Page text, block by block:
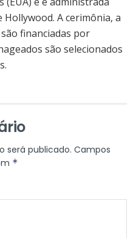
Hollywood. A cerimônia, a
financiadas por
são selecionados
será publicado. Campos
*